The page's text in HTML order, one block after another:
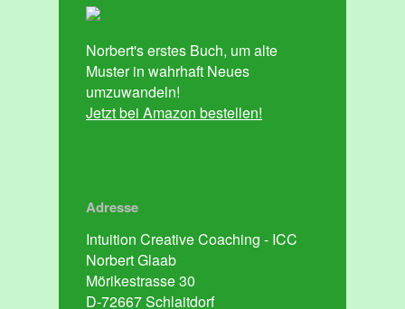
Norbert's erstes Buch, um alte
Muster in wahrhaft Neues
umzuwandeln!
Jetzt bei Amazon bestellen!
Adresse
Intuition Creative Coaching - ICC
Norbert Glaab
Mörikestrasse 30
D-72667 Schlaitdorf